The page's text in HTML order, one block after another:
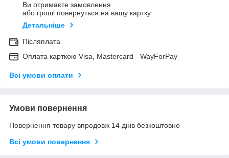
Ви отримаєте замовлення
або гроші повернуться на вашу картку
Детальніше
Післяплата
Оплата карткою Visa, Mastercard - WayForPay
Всі умови оплати
Умови повернення
Повернення товару впродовж 14 днів безкоштовно
Всі умови повернення